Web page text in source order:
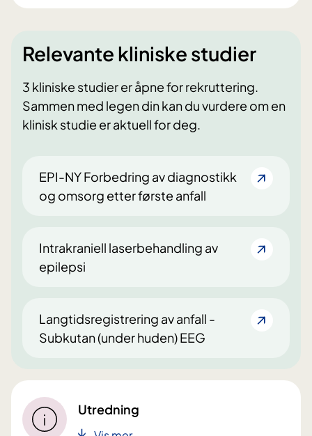
Relevante kliniske studier
3 kliniske studier er åpne for rekruttering.
Sammen med legen din kan du vurdere om en
klinisk studie er aktuell for deg.
EPI-NY Forbedring av diagnostikk
og omsorg etter første anfall
Intrakraniell laserbehandling av
epilepsi
Langtidsregistrering av anfall -
Subkutan (under huden) EEG
Utredning